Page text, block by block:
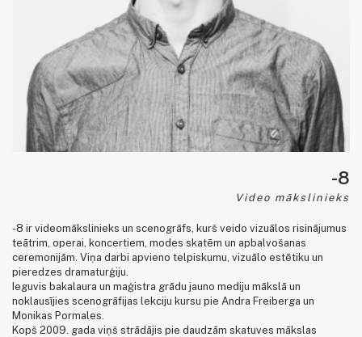
-8
Video mākslinieks
-8 ir videomākslinieks un scenogrāfs, kurš veido vizuālos risinājumus
teātrim, operai, koncertiem, modes skatēm un apbalvošanas
ceremonijām. Viņa darbi apvieno telpiskumu, vizuālo estētiku un
pieredzes dramaturģiju.
Ieguvis bakalaura un maģistra grādu jauno mediju mākslā un
noklausījies scenogrāfijas lekciju kursu pie Andra Freiberga un
Monikas Pormales.
Kopš 2009. gada viņš strādājis pie daudzām skatuves mākslas